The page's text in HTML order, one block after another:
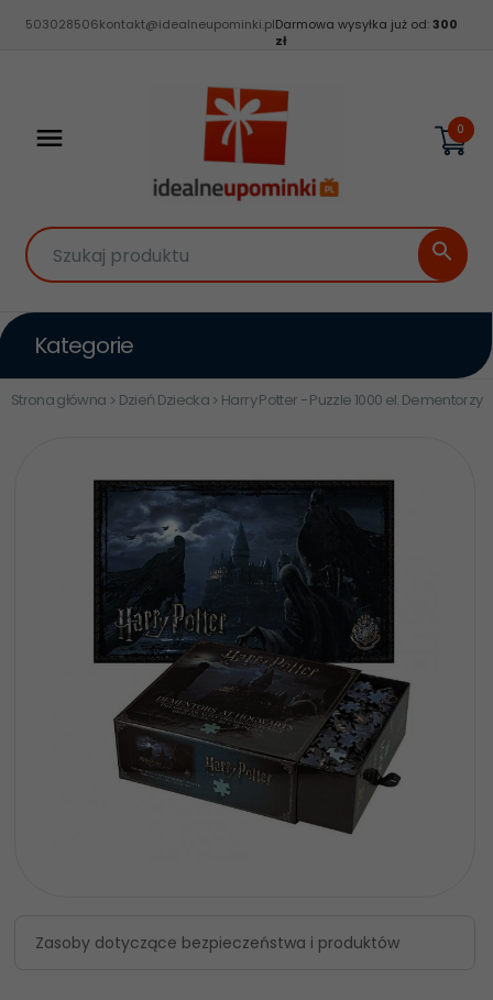
503028506kontakt@idealneupominki.plDarmowa wysyłka już od: 300
zł
Szukaj produktu
0
Kategorie
Strona główna Dzień Dziecka Harry Potter - Puzzle 1000 el. Dementorzy
Zasoby dotyczące bezpieczeństwa i produktów